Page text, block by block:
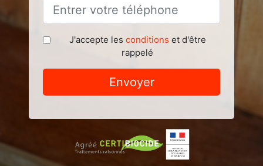
J'accepte les conditions et d'être
rappelé
Envoyer